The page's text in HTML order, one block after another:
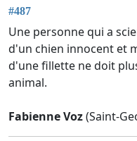
#487
Une personne qui a
d'un chien innocent et
d'une fillette ne doit
animal.
Fabienne Voz(Saint-